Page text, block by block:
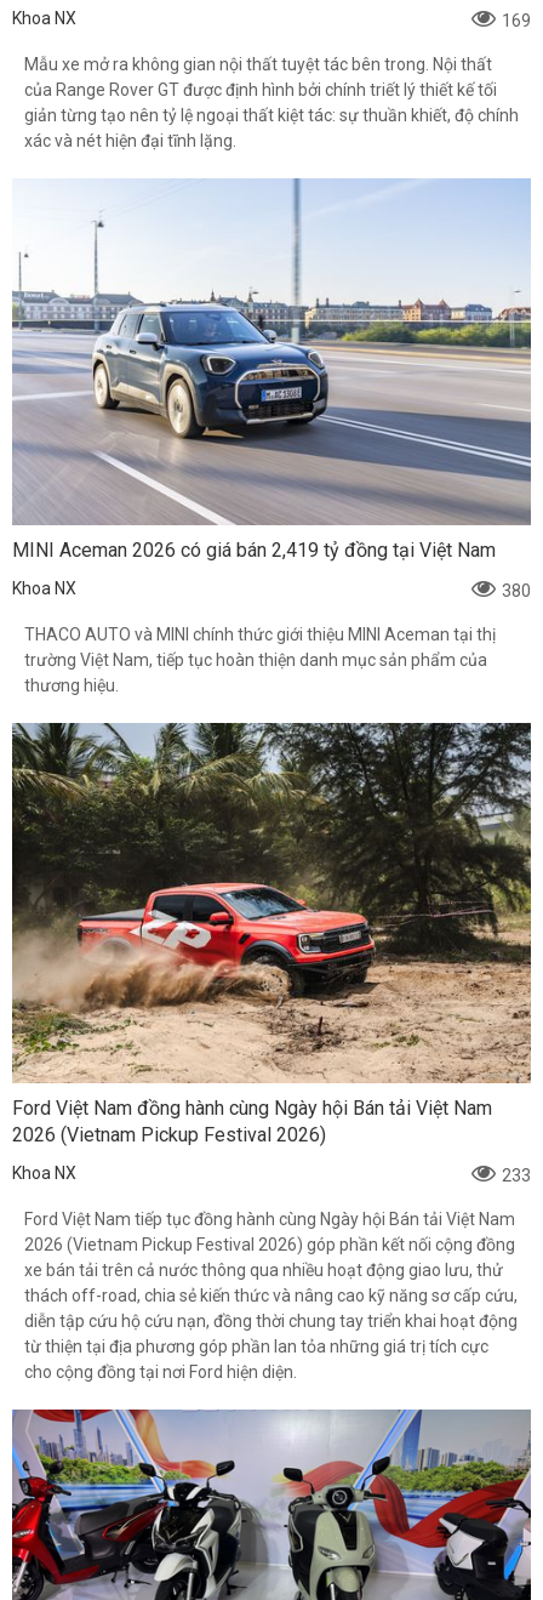
Khoa NX 169
Mẫu xe mở ra không gian nội thất tuyệt tác bên trong. Nội thất
của Range Rover GT được định hình bởi chính triết lý thiết kế tối
giản từng tạo nên tỷ lệ ngoại thất kiệt tác: sự thuần khiết, độ chính
xác và nét hiện đại tĩnh lặng.
MINI Aceman 2026 có giá bán 2,419 tỷ đồng tại Việt Nam
Khoa NX 380
THACO AUTO và MINI chính thức giới thiệu MINI Aceman tại thị
trường Việt Nam, tiếp tục hoàn thiện danh mục sản phẩm của
thương hiệu.
Ford Việt Nam đồng hành cùng Ngày hội Bán tải Việt Nam
2026 (Vietnam Pickup Festival 2026)
Khoa NX 233
Ford Việt Nam tiếp tục đồng hành cùng Ngày hội Bán tải Việt Nam
2026 (Vietnam Pickup Festival 2026) góp phần kết nối cộng đồng
xe bán tải trên cả nước thông qua nhiều hoạt động giao lưu, thử
thách off-road, chia sẻ kiến thức và nâng cao kỹ năng sơ cấp cứu,
diễn tập cứu hộ cứu nạn, đồng thời chung tay triển khai hoạt động
từ thiện tại địa phương góp phần lan tỏa những giá trị tích cực
cho cộng đồng tại nơi Ford hiện diện.